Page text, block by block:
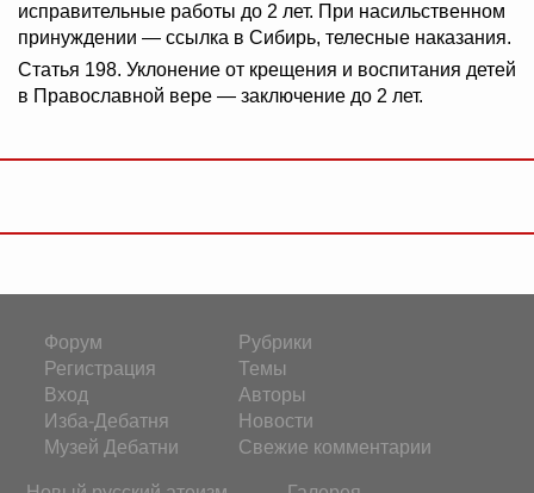
исправительные работы до 2 лет. При насильственном
принуждении — ссылка в Сибирь, телесные наказания.
Статья 198. Уклонение от крещения и воспитания детей
в Православной вере — заключение до 2 лет.
Форум
Регистрация
Вход
Изба-Дебатня
Музей Дебатни
Рубрики
Темы
Авторы
Новости
Свежие комментарии